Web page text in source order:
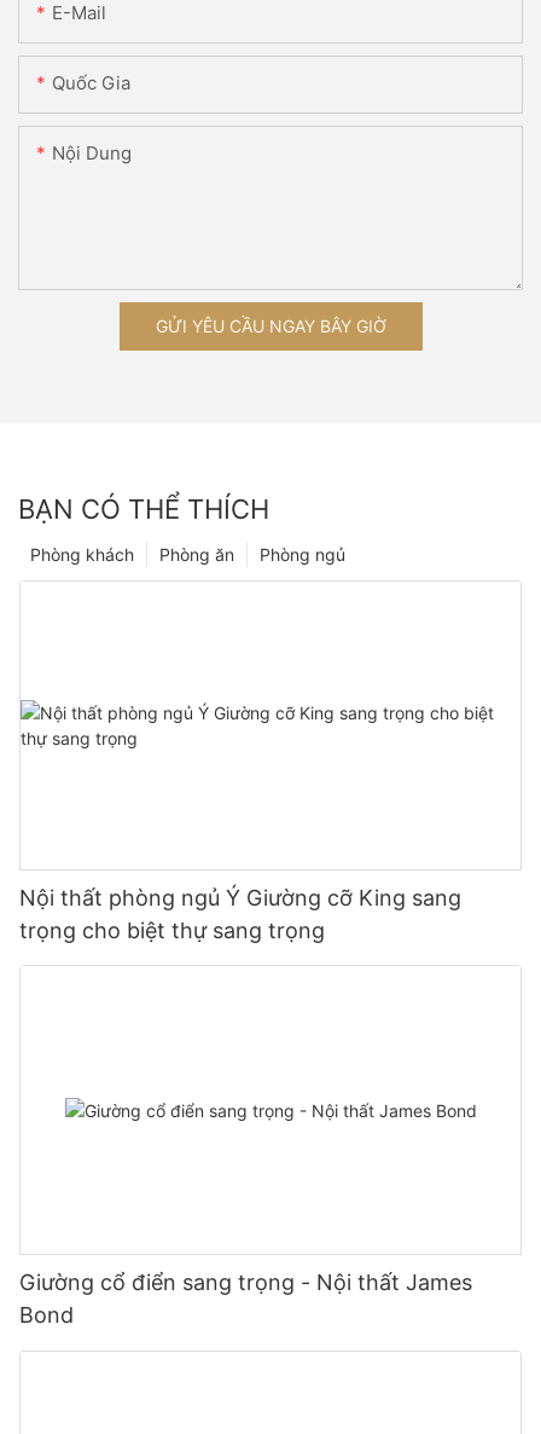
E-Mail
Quốc Gia
Nội Dung
GỬI YÊU CẦU NGAY BÂY GIỜ
BẠN CÓ THỂ THÍCH
Phòng ngủ
Phòng ăn
Phòng khách
Nội thất phòng ngủ Ý Giường cỡ King sang
trọng cho biệt thự sang trọng
Giường cổ điển sang trọng - Nội thất James
Bond